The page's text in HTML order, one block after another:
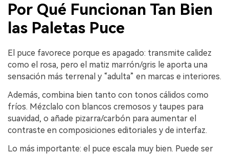
Por Qué Funcionan Tan Bien
las Paletas Puce
El puce favorece porque es apagado: transmite calidez
como el rosa, pero el matiz marrón/gris le aporta una
sensación más terrenal y “adulta” en marcas e interiores.
Además, combina bien tanto con tonos cálidos como
fríos. Mézclalo con blancos cremosos y taupes para
suavidad, o añade pizarra/carbón para aumentar el
contraste en composiciones editoriales y de interfaz.
Lo más importante: el puce escala muy bien. Puede ser